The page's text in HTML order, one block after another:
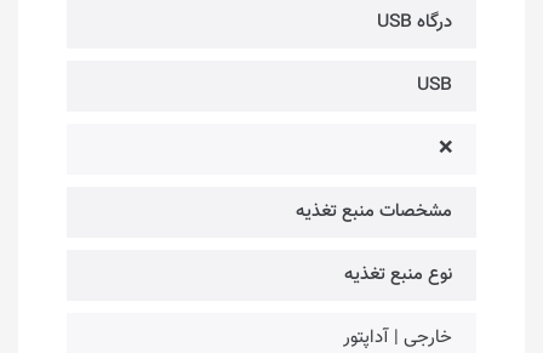
درگاه USB
USB
❌
مشخصات منبع تغذیه
نوع منبع تغذیه
خارجی | آداپتور